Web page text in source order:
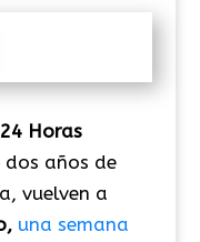
24 Horas
dos años de
vuelven a
una semana